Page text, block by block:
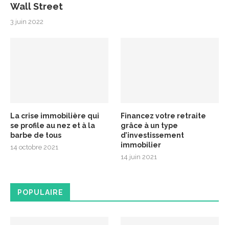
Wall Street
3 juin 2022
La crise immobilière qui
se profile au nez et à la
barbe de tous
14 octobre 2021
Financez votre retraite
grâce à un type
d’investissement
immobilier
14 juin 2021
POPULAIRE